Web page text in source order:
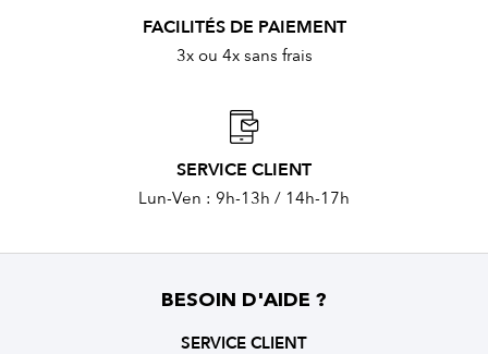
FACILITÉS DE PAIEMENT
3x ou 4x sans frais
SERVICE CLIENT
Lun-Ven : 9h-13h / 14h-17h
BESOIN D'AIDE ?
SERVICE CLIENT